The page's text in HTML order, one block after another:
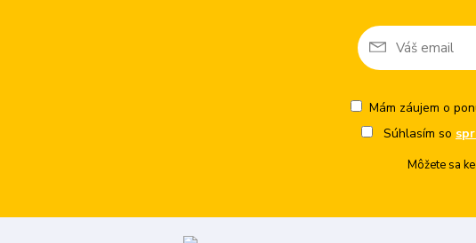
Mám záujem o
Súhlasím so
Môžete sa